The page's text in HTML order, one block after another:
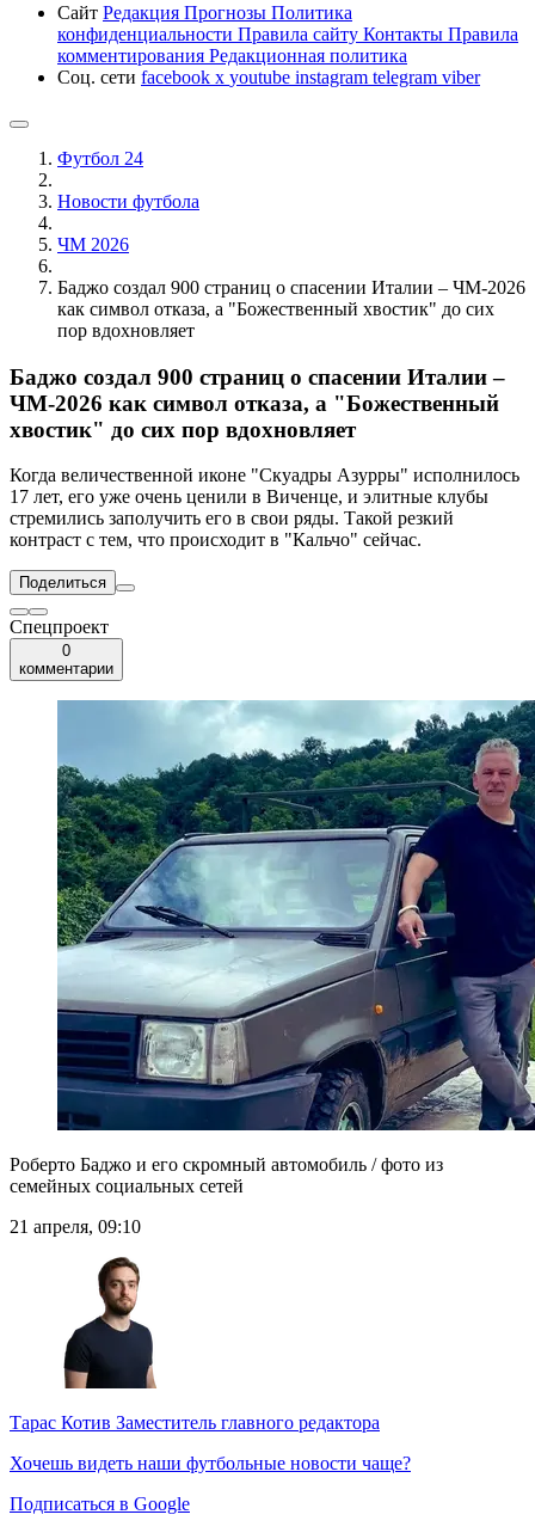
Сайт Редакция Прогнозы Политика
конфиденциальности Правила сайту Контакты Правила
комментирования Редакционная политика
Соц. сети facebook x youtube instagram telegram viber
Футбол 24
Новости футбола
ЧМ 2026
Баджо создал 900 страниц о спасении Италии – ЧМ-2026
как символ отказа, а "Божественный хвостик" до сих
пор вдохновляет
Баджо создал 900 страниц о спасении Италии –
ЧМ-2026 как символ отказа, а "Божественный
хвостик" до сих пор вдохновляет
Когда величественной иконе "Скуадры Азурры" исполнилось
17 лет, его уже очень ценили в Виченце, и элитные клубы
стремились заполучить его в свои ряды. Такой резкий
контраст с тем, что происходит в "Кальчо" сейчас.
Поделиться
Спецпроект
0
комментарии
Роберто Баджо и его скромный автомобиль / фото из
семейных социальных сетей
21 апреля, 09:10
Тарас Котив Заместитель главного редактора
Хочешь видеть наши футбольные новости чаще?
Подписаться в Google